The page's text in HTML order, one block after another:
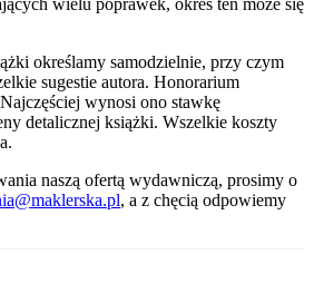
wielu poprawek, okres ten może się
określamy samodzielnie, przy czym
sugestie autora. Honorarium
wynosi ono stawkę
detalicznej książki. Wszelkie koszty
naszą ofertą wydawniczą, prosimy o
, a z chęcią odpowiemy